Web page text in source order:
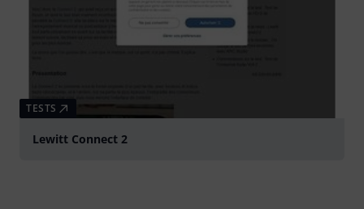
TESTS
Lewitt Connect 2